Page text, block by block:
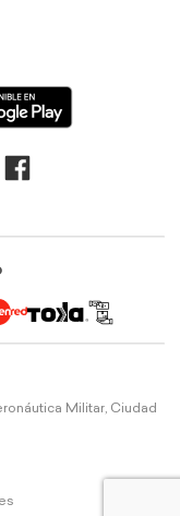
Militar, Ciudad